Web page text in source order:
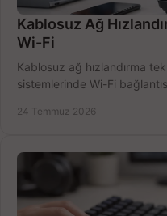
Kablosuz Ağ
Wi-Fi
Kablosuz ağ hızlandırma
sistemlerinde Wi-Fi
24 Temmuz 2026